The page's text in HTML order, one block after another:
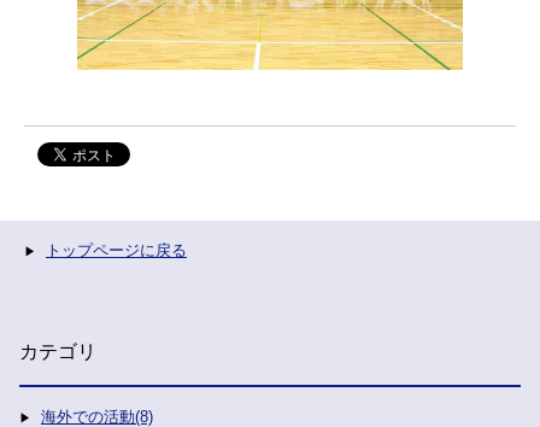
トップページに戻る
カテゴリ
海外での活動(8)